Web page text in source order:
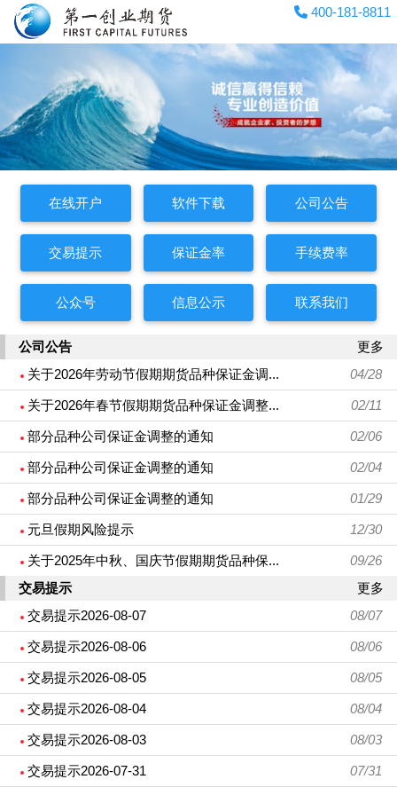
400-181-8811
在线开户 软件下载 公司公告
交易提示 保证金率 手续费率
公众号 信息公示 联系我们
公司公告
更多
04/28
关于2026年劳动节假期期货品种保证金调...
02/11
关于2026年春节假期期货品种保证金调整...
02/06
部分品种公司保证金调整的通知
02/04
部分品种公司保证金调整的通知
01/29
部分品种公司保证金调整的通知
12/30
元旦假期风险提示
09/26
关于2025年中秋、国庆节假期期货品种保...
交易提示
更多
08/07
交易提示2026-08-07
08/06
交易提示2026-08-06
08/05
交易提示2026-08-05
08/04
交易提示2026-08-04
08/03
交易提示2026-08-03
07/31
交易提示2026-07-31